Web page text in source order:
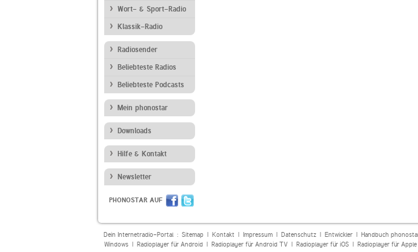
Wort- & Sport-Radio
Klassik-Radio
Radiosender
Beliebteste Radios
Beliebteste Podcasts
Mein phonostar
Downloads
Hilfe & Kontakt
Newsletter
PHONOSTAR AUF
Dein Internetradio-Portal : Sitemap| Kontakt| Impressum| Datenschutz| Entwickler| Handbuch
Windows| Radioplayer für Android| Radioplayer für Android TV| Radioplayer für iOS| Radioplayer für